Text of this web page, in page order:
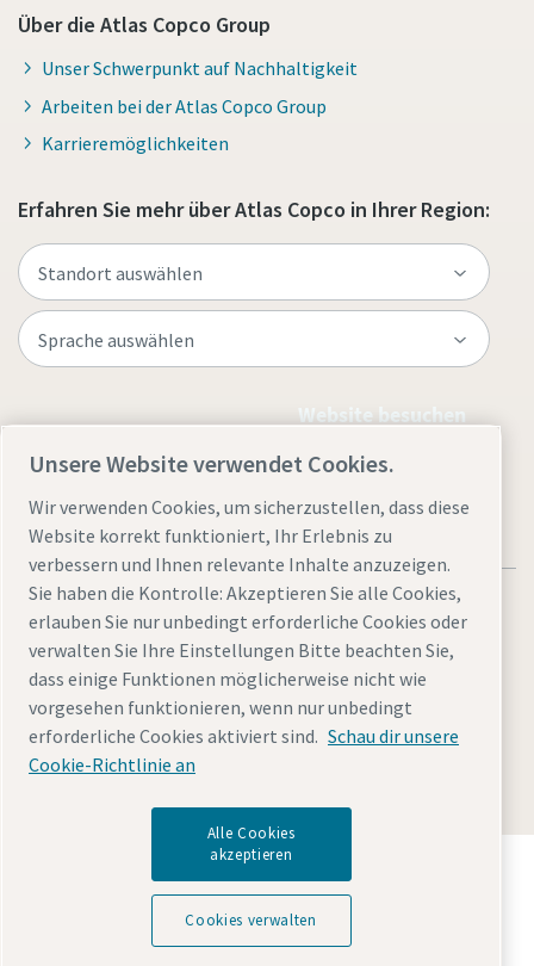
Über die Atlas Copco Group
Unser Schwerpunkt auf Nachhaltigkeit
Arbeiten bei der Atlas Copco Group
Karrieremöglichkeiten
Erfahren Sie mehr über Atlas Copco in Ihrer Region:
Website besuchen
Rechtliche Hinweise und Datenschutzerklärung
Cookies verwaltenBarrierefreiheitSitemap
© 2026 Atlas Copco AB
Entdecken Sie, wie die Atlas Copco Group
Technologien ermöglicht, die die Zukunft verändern.
Besuchen Sie die Website der Atlas Copco Group
Unsere Website verwendet Cookies.
Wir verwenden Cookies, um sicherzustellen, dass diese
Website korrekt funktioniert, Ihr Erlebnis zu
verbessern und Ihnen relevante Inhalte anzuzeigen.
Sie haben die Kontrolle: Akzeptieren Sie alle Cookies,
erlauben Sie nur unbedingt erforderliche Cookies oder
verwalten Sie Ihre Einstellungen Bitte beachten Sie,
dass einige Funktionen möglicherweise nicht wie
vorgesehen funktionieren, wenn nur unbedingt
erforderliche Cookies aktiviert sind. Schau dir unsere
Cookie-Richtlinie an
Alle Cookies
akzeptieren
Cookies verwalten